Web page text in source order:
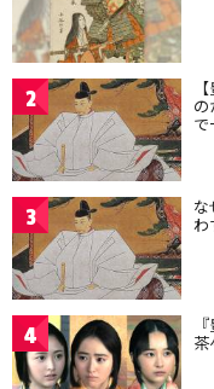
2 の
で
3 わ
4